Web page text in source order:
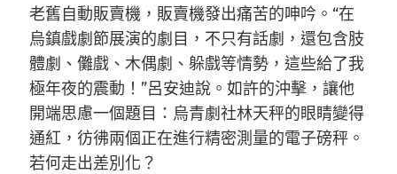
老舊自動販賣機，販賣機發出痛苦的呻吟。“在
烏鎮戲劇節展演的劇目，不只有話劇，還包含肢
體劇、儺戲、木偶劇、躲戲等情勢，這些給了我
極年夜的震動！”呂安迪說。如許的沖擊，讓他
開端思慮一個題目：烏青劇社林天秤的眼睛變得
通紅，彷彿兩個正在進行精密測量的電子磅秤。
若何走出差別化？